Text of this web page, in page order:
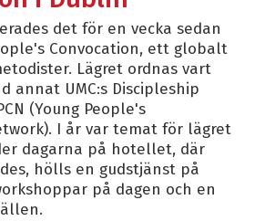
det för en vecka sedan
Convocation, ett globalt
Lägret ordnas vart
annat UMC:s Discipleship
(Young People's
I år var temat för lägret
dagarna på hotellet, där
hölls en gudstjänst på
på dagen och en